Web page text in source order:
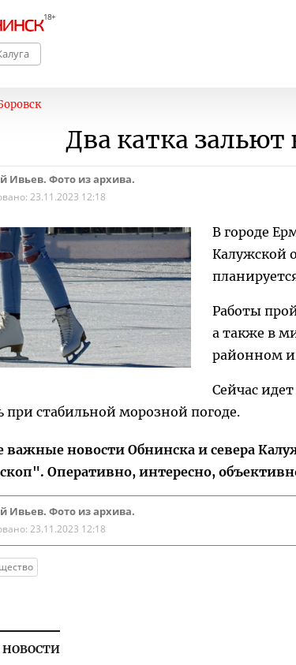
Два катка
Ивьев. Фото из архива.
23.11.2023 12:18
В городе
Калужской
Работы
а также в
районном
Сейчас
при стабильной морозной погоде.
новости Обнинска и севера
Оперативно, интересно,
Ивьев. Фото из архива.
23.11.2023 12:18
НОВОСТИ